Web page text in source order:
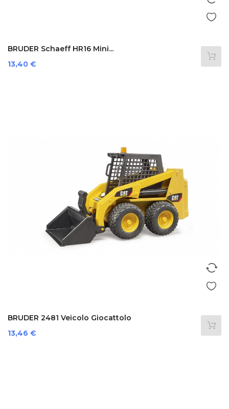
BRUDER Schaeff HR16 Mini...
Prezzo
13,40 €
BRUDER 2481 Veicolo Giocattolo
Prezzo
13,46 €